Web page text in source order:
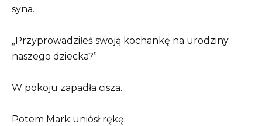
syna.
„Przyprowadziłeś swoją kochankę na urodziny
naszego dziecka?”
W pokoju zapadła cisza.
Potem Mark uniósł rękę.